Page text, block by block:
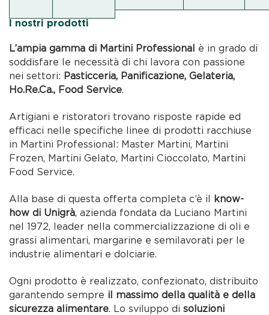
I nostri prodotti
L’ampia gamma di Martini Professional è in grado di
soddisfare le necessità di chi lavora con passione
nei settori: Pasticceria, Panificazione, Gelateria,
Ho.Re.Ca., Food Service.
Artigiani e ristoratori trovano risposte rapide ed
efficaci nelle specifiche linee di prodotti racchiuse
in Martini Professional: Master Martini, Martini
Frozen, Martini Gelato, Martini Cioccolato, Martini
Food Service.
Alla base di questa offerta completa c’è il know-
how di Unigrà, azienda fondata da Luciano Martini
nel 1972, leader nella commercializzazione di oli e
grassi alimentari, margarine e semilavorati per le
industrie alimentari e dolciarie.
Ogni prodotto è realizzato, confezionato, distribuito
garantendo sempre il massimo della qualità e della
sicurezza alimentare. Lo sviluppo disoluzioni